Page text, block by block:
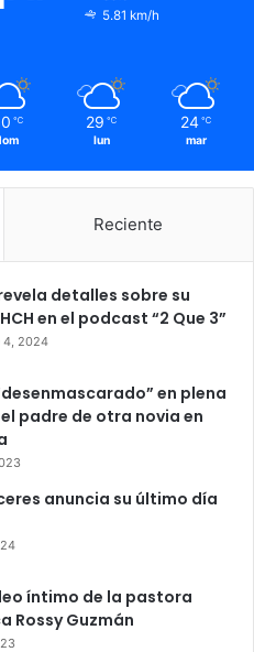
5.81 km/h
℃ 29 ℃
lun
24 ℃
mar
Reciente
detalles sobre su
en el podcast “2 Que 3”
4, 2024
en plena
padre de otra novia en
anuncia su último día
íntimo de la pastora
Rossy Guzmán